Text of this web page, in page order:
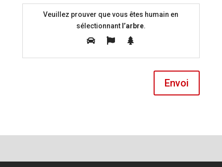
Veuillez prouver que vous êtes humain en
sélectionnantl’arbre.
Envoi